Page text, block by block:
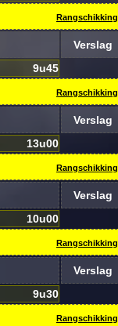
Rangschikking
Verslag
9u45
Rangschikking
Verslag
13u00
Rangschikking
Verslag
10u00
Rangschikking
Verslag
9u30
Rangschikking